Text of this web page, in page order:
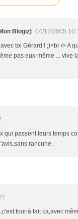
Blogiz) 04/12/2005
toi Gérard ! ;)<br /> A
pas eux-même ... vive
qui passent leurs temps
rancune.
tout-à fait ca,avec